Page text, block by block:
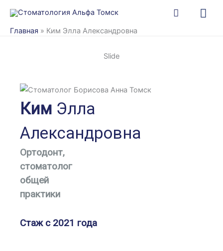
содержимому
Главная » Ким Элла Александровна
Slide
Ким Элла
Александровна
Ортодонт,
стоматолог
общей
практики
Стаж с 2021 года